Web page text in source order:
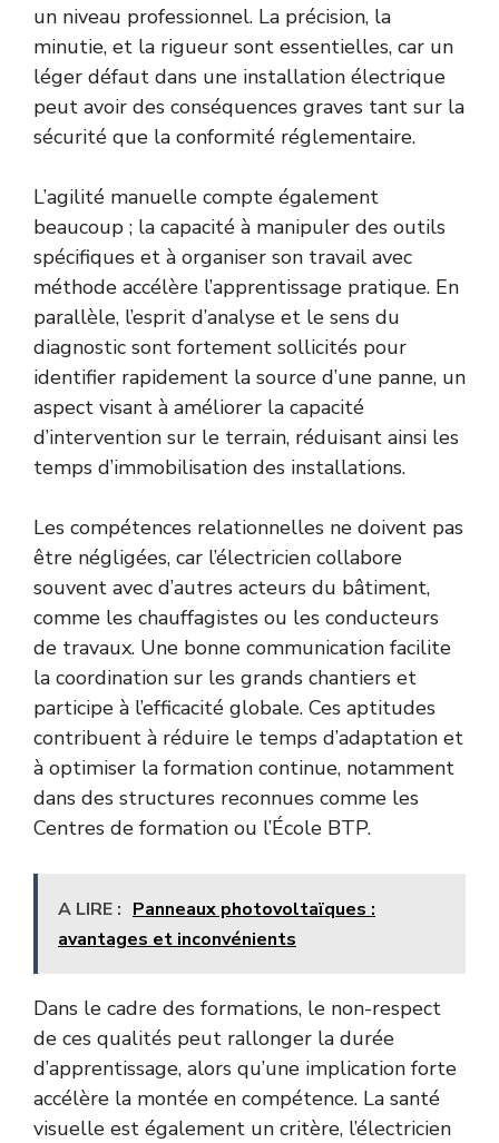
un niveau professionnel. La précision, la
minutie, et la rigueur sont essentielles, car un
léger défaut dans une installation électrique
peut avoir des conséquences graves tant sur la
sécurité que la conformité réglementaire.
L’agilité manuelle compte également
beaucoup ; la capacité à manipuler des outils
spécifiques et à organiser son travail avec
méthode accélère l’apprentissage pratique. En
parallèle, l’esprit d’analyse et le sens du
diagnostic sont fortement sollicités pour
identifier rapidement la source d’une panne, un
aspect visant à améliorer la capacité
d’intervention sur le terrain, réduisant ainsi les
temps d’immobilisation des installations.
Les compétences relationnelles ne doivent pas
être négligées, car l’électricien collabore
souvent avec d’autres acteurs du bâtiment,
comme les chauffagistes ou les conducteurs
de travaux. Une bonne communication facilite
la coordination sur les grands chantiers et
participe à l’efficacité globale. Ces aptitudes
contribuent à réduire le temps d’adaptation et
à optimiser la formation continue, notamment
dans des structures reconnues comme les
Centres de formation ou l’École BTP.
A LIRE : Panneaux photovoltaïques :
avantages et inconvénients
Dans le cadre des formations, le non-respect
de ces qualités peut rallonger la durée
d’apprentissage, alors qu’une implication forte
accélère la montée en compétence. La santé
visuelle est également un critère, l’électricien